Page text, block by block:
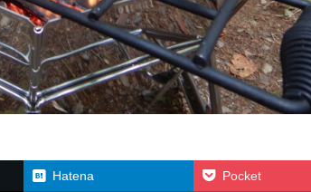
Hatena Pocket